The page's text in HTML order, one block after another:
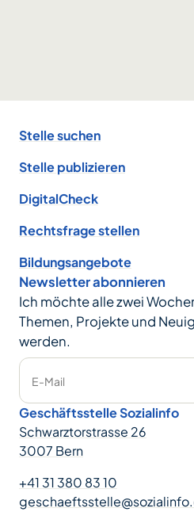
Stelle suchen
Stelle publizieren
DigitalCheck
Rechtsfrage stellen
Bildungsangebote
Newsletter abonnieren
Ich möchte alle zwei
Themen, Projekte und
werden.
E-Mail
Geschäftsstelle Sozialinfo
Schwarztorstrasse 26
3007 Bern
+41 31 380 83 10